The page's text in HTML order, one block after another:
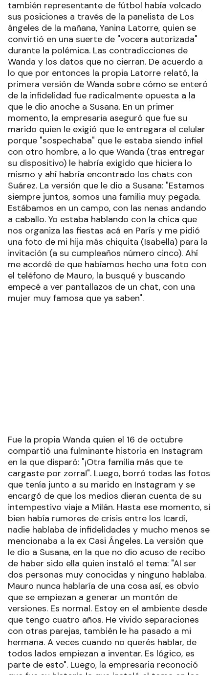
también representante de fútbol había volcado
sus posiciones a través de la panelista de Los
ángeles de la mañana, Yanina Latorre, quien se
convirtió en una suerte de "vocera autorizada"
durante la polémica. Las contradicciones de
Wanda y los datos que no cierran. De acuerdo a
lo que por entonces la propia Latorre relató, la
primera versión de Wanda sobre cómo se enteró
de la infidelidad fue radicalmente opuesta a la
que le dio anoche a Susana. En un primer
momento, la empresaria aseguró que fue su
marido quien le exigió que le entregara el celular
porque "sospechaba" que le estaba siendo infiel
con otro hombre, a lo que Wanda (tras entregar
su dispositivo) le habría exigido que hiciera lo
mismo y ahí habría encontrado los chats con
Suárez. La versión que le dio a Susana: "Estamos
siempre juntos, somos una familia muy pegada.
Estábamos en un campo, con las nenas andando
a caballo. Yo estaba hablando con la chica que
nos organiza las fiestas acá en París y me pidió
una foto de mi hija más chiquita (Isabella) para la
invitación (a su cumpleaños número cinco). Ahí
me acordé de que habíamos hecho una foto con
el teléfono de Mauro, la busqué y buscando
empecé a ver pantallazos de un chat, con una
mujer muy famosa que ya saben".
Fue la propia Wanda quien el 16 de octubre
compartió una fulminante historia en Instagram
en la que disparó: "¡Otra familia más que te
cargaste por zorra!". Luego, borró todas las fotos
que tenía junto a su marido en Instagram y se
encargó de que los medios dieran cuenta de su
intempestivo viaje a Milán. Hasta ese momento, si
bien había rumores de crisis entre los Icardi,
nadie hablaba de infidelidades y mucho menos se
mencionaba a la ex Casi Ángeles. La versión que
le dio a Susana, en la que no dio acuso de recibo
de haber sido ella quien instaló el tema: "Al ser
dos personas muy conocidas y ninguno hablaba.
Mauro nunca hablaría de una cosa así, es obvio
que se empiezan a generar un montón de
versiones. Es normal. Estoy en el ambiente desde
que tengo cuatro años. He vivido separaciones
con otras parejas, también le ha pasado a mi
hermana. A veces cuando no querés hablar, de
todos lados empiezan a inventar. Es lógico, es
parte de esto". Luego, la empresaria reconoció